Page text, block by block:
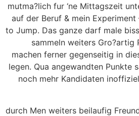
mutma?lich fur ‘ne Mittagszeit
auf der Beruf & mein
to Jump. Das ganze darf male
sammeln weiters Gro?artig
machen ferner gegenseitig in
legen. Qua angewandten Punkte
noch mehr Kandidaten
durch Men weiters beilaufig